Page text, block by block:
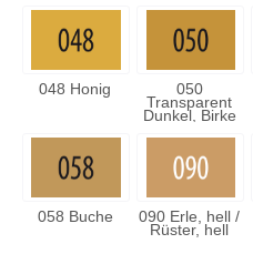
048 Honig 050
Transparent
Dunkel, Birke
058 Buche 090 Erle, hell /
Rüster, hell